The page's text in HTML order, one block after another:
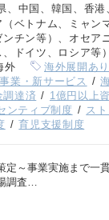
、中国、韓国、香
ベトナム、ミャン
チン等）、オセア
ドイツ、ロシア等
外
海外展開あ
業・新サービス
調達済 1億円以上
ンティブ制度 ス
育児支援制度
定～事業実施まで一
調査…